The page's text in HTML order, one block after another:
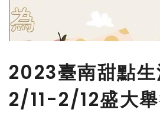
2023臺南甜點
2/11-2/12盛大舉